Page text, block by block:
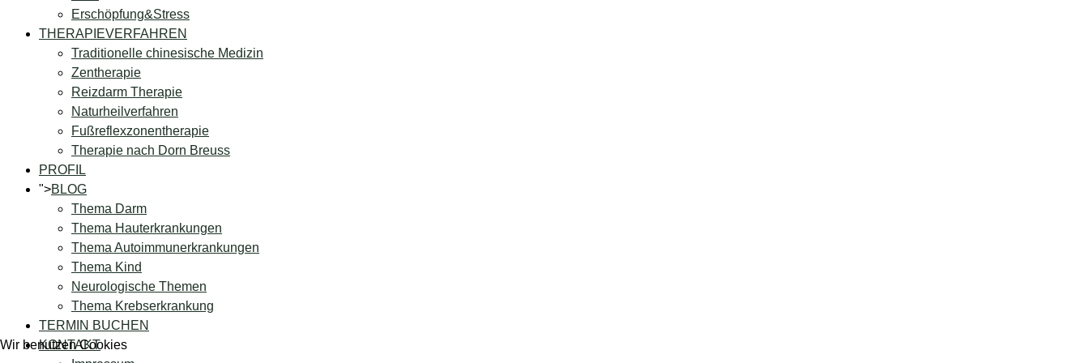
Erschöpfung&Stress
THERAPIEVERFAHREN
Traditionelle chinesische Medizin
Zentherapie
Reizdarm Therapie
Naturheilverfahren
Fußreflexzonentherapie
Therapie nach Dorn Breuss
PROFIL
">BLOG
Thema Darm
Thema Hauterkrankungen
Thema Autoimmunerkrankungen
Thema Kind
Neurologische Themen
Thema Krebserkrankung
TERMIN BUCHEN
KONTAKT
Wir benutzen Cookies